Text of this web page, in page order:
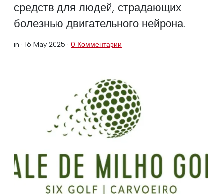
средств для людей, страдающих
болезнью двигательного нейрона.
in · 16 May 2025 · 0 Комментарии